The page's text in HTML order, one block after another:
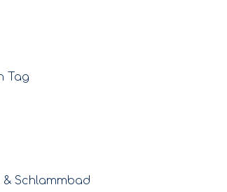
Tag
Schlammbad